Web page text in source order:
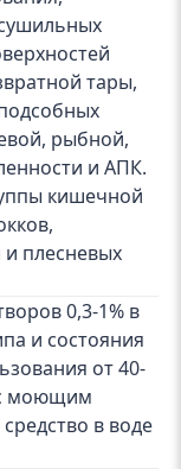
тары,
рыбной,
и АПК.
кишечной
плесневых
0,3-1% в
и состояния
от 40-
с моющим
в воде